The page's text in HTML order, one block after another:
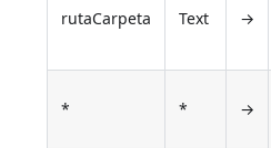
rutaCarpeta Text →
* * →